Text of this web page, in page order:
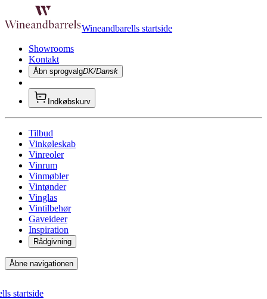
Wineandbarells startside
Showrooms
Kontakt
Åbn sprogvalgDK/Dansk
Indkøbskurv
Tilbud
Vinkøleskab
Vinreoler
Vinrum
Vinmøbler
Vintønder
Vinglas
Vintilbehør
Gaveideer
Inspiration
Rådgivning
Åbne navigationen
startside